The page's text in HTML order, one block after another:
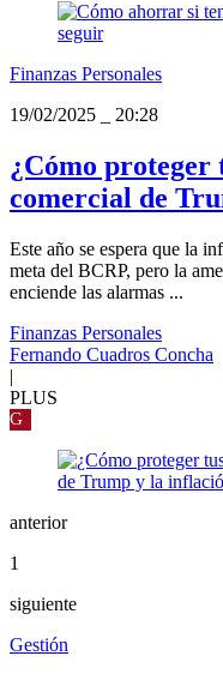
Finanzas Personales
19/02/2025
20:28
¿Cómo proteger
comercial de
Este año se espera que la
meta del BCRP, pero la
enciende las alarmas ...
Finanzas Personales
Fernando Cuadros Concha
|
PLUS
G
anterior
1
siguiente
Gestión